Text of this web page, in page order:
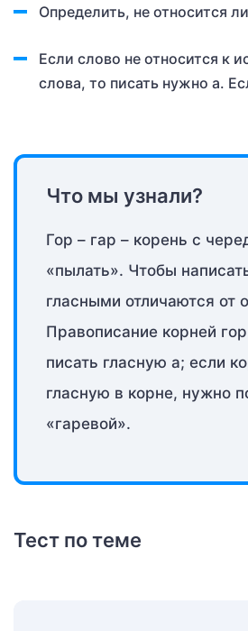
Определить, не относится
Если слово не относится к
слова, то писать нужно а.
Что мы узнали?
Гор – гар – корень с
«пылать». Чтобы
гласными отличаются от
Правописание корней
писать гласную а; если
гласную в корне, нужно
«гаревой».
Тест по теме